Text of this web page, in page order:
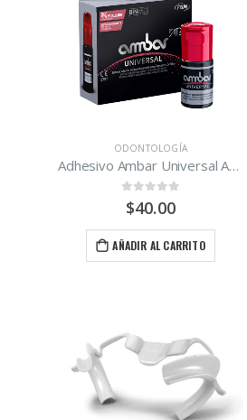
ODONTOLOGÍA
Adhesivo Ambar Universal APS FGM 5ml.
out of 5
$40.00
AÑADIR AL CARRITO